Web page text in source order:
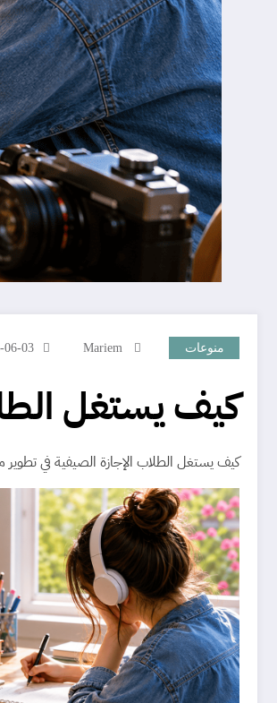
منوعات Mariem
06-03
كيف يستغل
كيف يستغل الطلاب الإجازة الصيفية في تطوير